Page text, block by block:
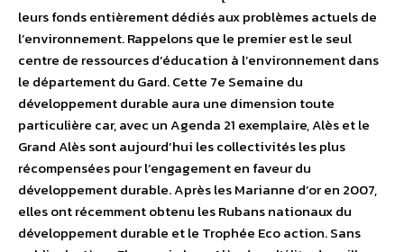
leurs fonds entièrement dédiés aux problèmes actuels de
l’environnement. Rappelons que le premier est le seul
centre de ressources d’éducation à l’environnement dans
le département du Gard. Cette 7e Semaine du
développement durable aura une dimension toute
particulière car, avec un Agenda 21 exemplaire, Alès et le
Grand Alès sont aujourd’hui les collectivités les plus
récompensées pour l’engagement en faveur du
développement durable. Après les Marianne d’or en 2007,
elles ont récemment obtenu les Rubans nationaux du
développement durable et le Trophée Eco action. Sans